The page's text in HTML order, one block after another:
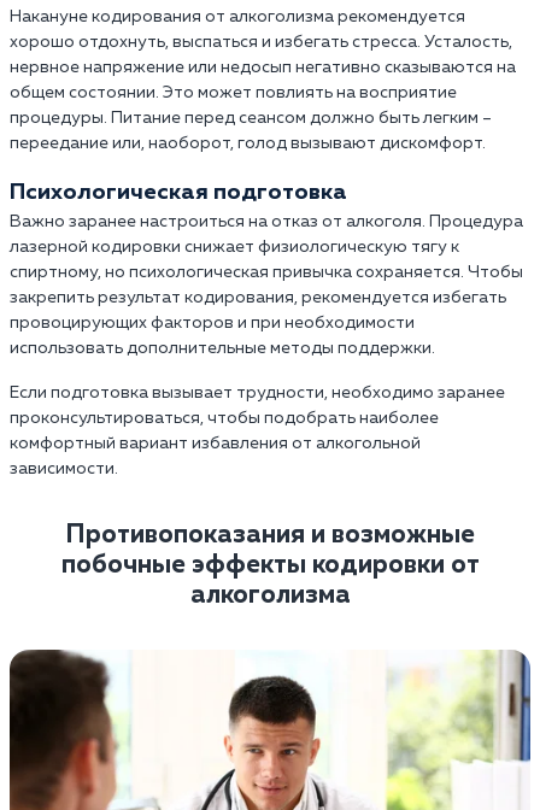
Накануне кодирования от алкоголизма рекомендуется
хорошо отдохнуть, выспаться и избегать стресса. Усталость,
нервное напряжение или недосып негативно сказываются на
общем состоянии. Это может повлиять на восприятие
процедуры. Питание перед сеансом должно быть легким –
переедание или, наоборот, голод вызывают дискомфорт.
Психологическая подготовка
Важно заранее настроиться на отказ от алкоголя. Процедура
лазерной кодировки снижает физиологическую тягу к
спиртному, но психологическая привычка сохраняется. Чтобы
закрепить результат кодирования, рекомендуется избегать
провоцирующих факторов и при необходимости
использовать дополнительные методы поддержки.
Если подготовка вызывает трудности, необходимо заранее
проконсультироваться, чтобы подобрать наиболее
комфортный вариант избавления от алкогольной
зависимости.
Противопоказания и возможные
побочные эффекты кодировки от
алкоголизма